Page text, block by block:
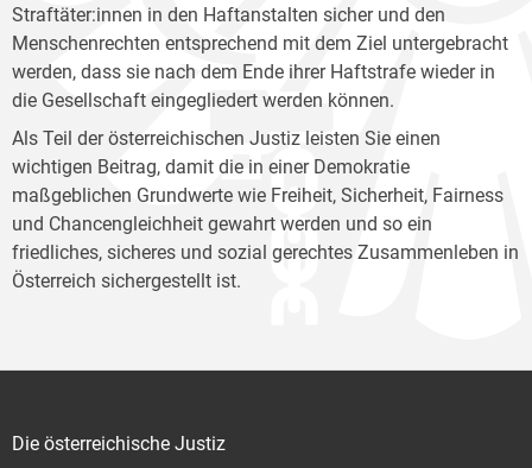
Straftäter:innen in den Haftanstalten sicher und den
Menschenrechten entsprechend mit dem Ziel untergebracht
werden, dass sie nach dem Ende ihrer Haftstrafe wieder in
die Gesellschaft eingegliedert werden können.
Als Teil der österreichischen Justiz leisten Sie einen
wichtigen Beitrag, damit die in einer Demokratie
maßgeblichen Grundwerte wie Freiheit, Sicherheit, Fairness
und Chancengleichheit gewahrt werden und so ein
friedliches, sicheres und sozial gerechtes Zusammenleben in
Österreich sichergestellt ist.
Die österreichische Justiz